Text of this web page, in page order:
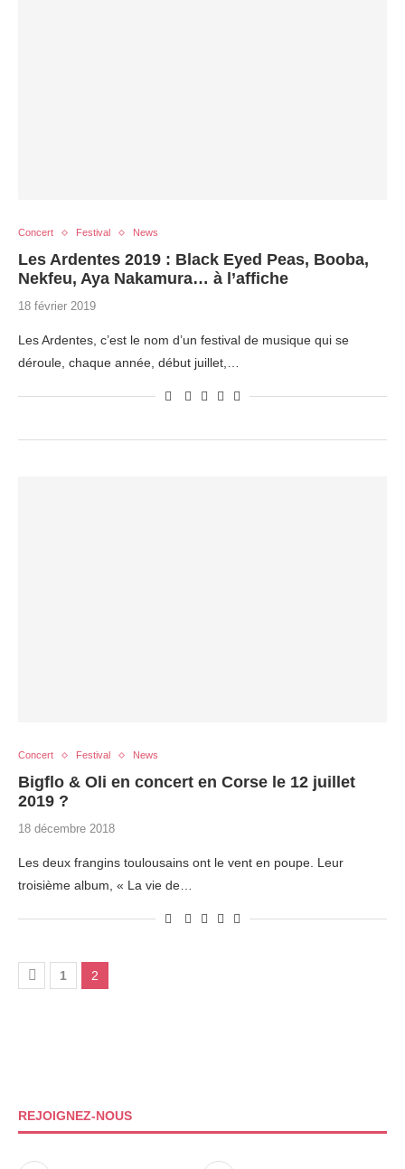
Concert Festival News
Les Ardentes 2019 : Black Eyed Peas, Booba,
Nekfeu, Aya Nakamura… à l’affiche
18 février 2019
Les Ardentes, c’est le nom d’un festival de musique qui se
déroule, chaque année, début juillet,…
Concert Festival News
Bigflo & Oli en concert en Corse le 12 juillet
2019 ?
18 décembre 2018
Les deux frangins toulousains ont le vent en poupe. Leur
troisième album, « La vie de…
1 2
REJOIGNEZ-NOUS